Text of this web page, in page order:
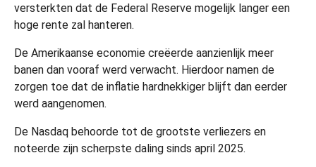
versterkten dat de Federal Reserve mogelijk langer een
hoge rente zal hanteren.
De Amerikaanse economie creëerde aanzienlijk meer
banen dan vooraf werd verwacht. Hierdoor namen de
zorgen toe dat de inflatie hardnekkiger blijft dan eerder
werd aangenomen.
De Nasdaq behoorde tot de grootste verliezers en
noteerde zijn scherpste daling sinds april 2025.